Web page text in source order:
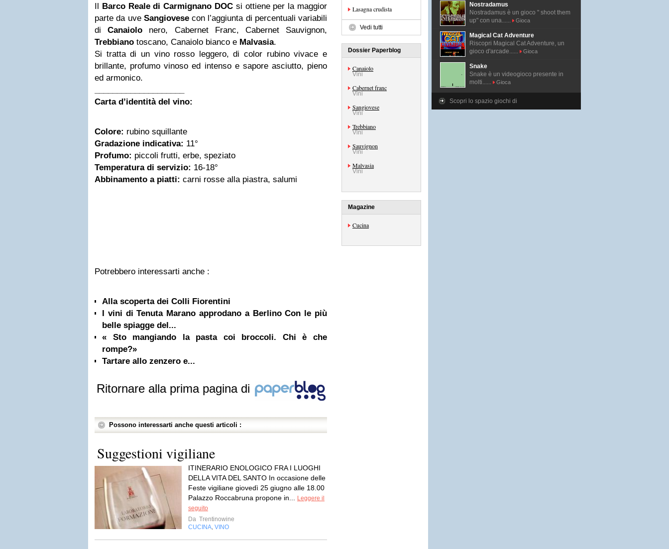
Il Barco Reale di Carmignano DOC si ottiene per la maggior
parte da uve Sangiovesecon l’aggiunta di percentuali variabili
diCanaiolo nero, Cabernet Franc, Cabernet Sauvignon,
Trebbiano toscano, Canaiolo bianco e Malvasia.
Si tratta di un vino rosso leggero, di color rubino vivace e
brillante, profumo vinoso ed intenso e sapore asciutto, pieno
ed armonico.
Carta d’identità del vino:
Colore: rubino squillante
Gradazione indicativa: 11°
Profumo: piccoli frutti, erbe, speziato
Temperatura di servizio: 16-18°
Abbinamento a piatti: carni rosse alla piastra, salumi
Potrebbero interessarti anche :
Alla scoperta dei Colli Fiorentini
I vini di Tenuta Marano approdano a Berlino Con le più
belle spiagge del...
« Sto mangiando la pasta coi broccoli. Chi è che
rompe?»
Tartare allo zenzero e...
Ritornare alla prima pagina di
Possono interessarti anche questi articoli :
Suggestioni vigiliane
ITINERARIO ENOLOGICO FRA I LUOGHI
DELLA VITA DEL SANTO In occasione delle
Feste vigiliane giovedì 25 giugno alle 18.00
Palazzo Roccabruna propone in...
Leggere il
seguito
Da Trentinowine
CUCINA VINO
Lasagna crudista
Vedi tutti
Dossier Paperblog
Canaiolo
Vini
Cabernet franc
Vini
Sangiovese
Vini
Trebbiano
Vini
Sauvignon
Vini
Malvasia
Vini
Magazine
Cucina
Nostradamus
Nostradamus è un gioco " shoot them
up" con una......
Gioca
Magical Cat Adventure
Riscopri Magical Cat Adventure, un
gioco d'arcade......
Gioca
Snake
Snake è un videogioco presente in
molti......
Gioca
Scopri lo spazio giochi di